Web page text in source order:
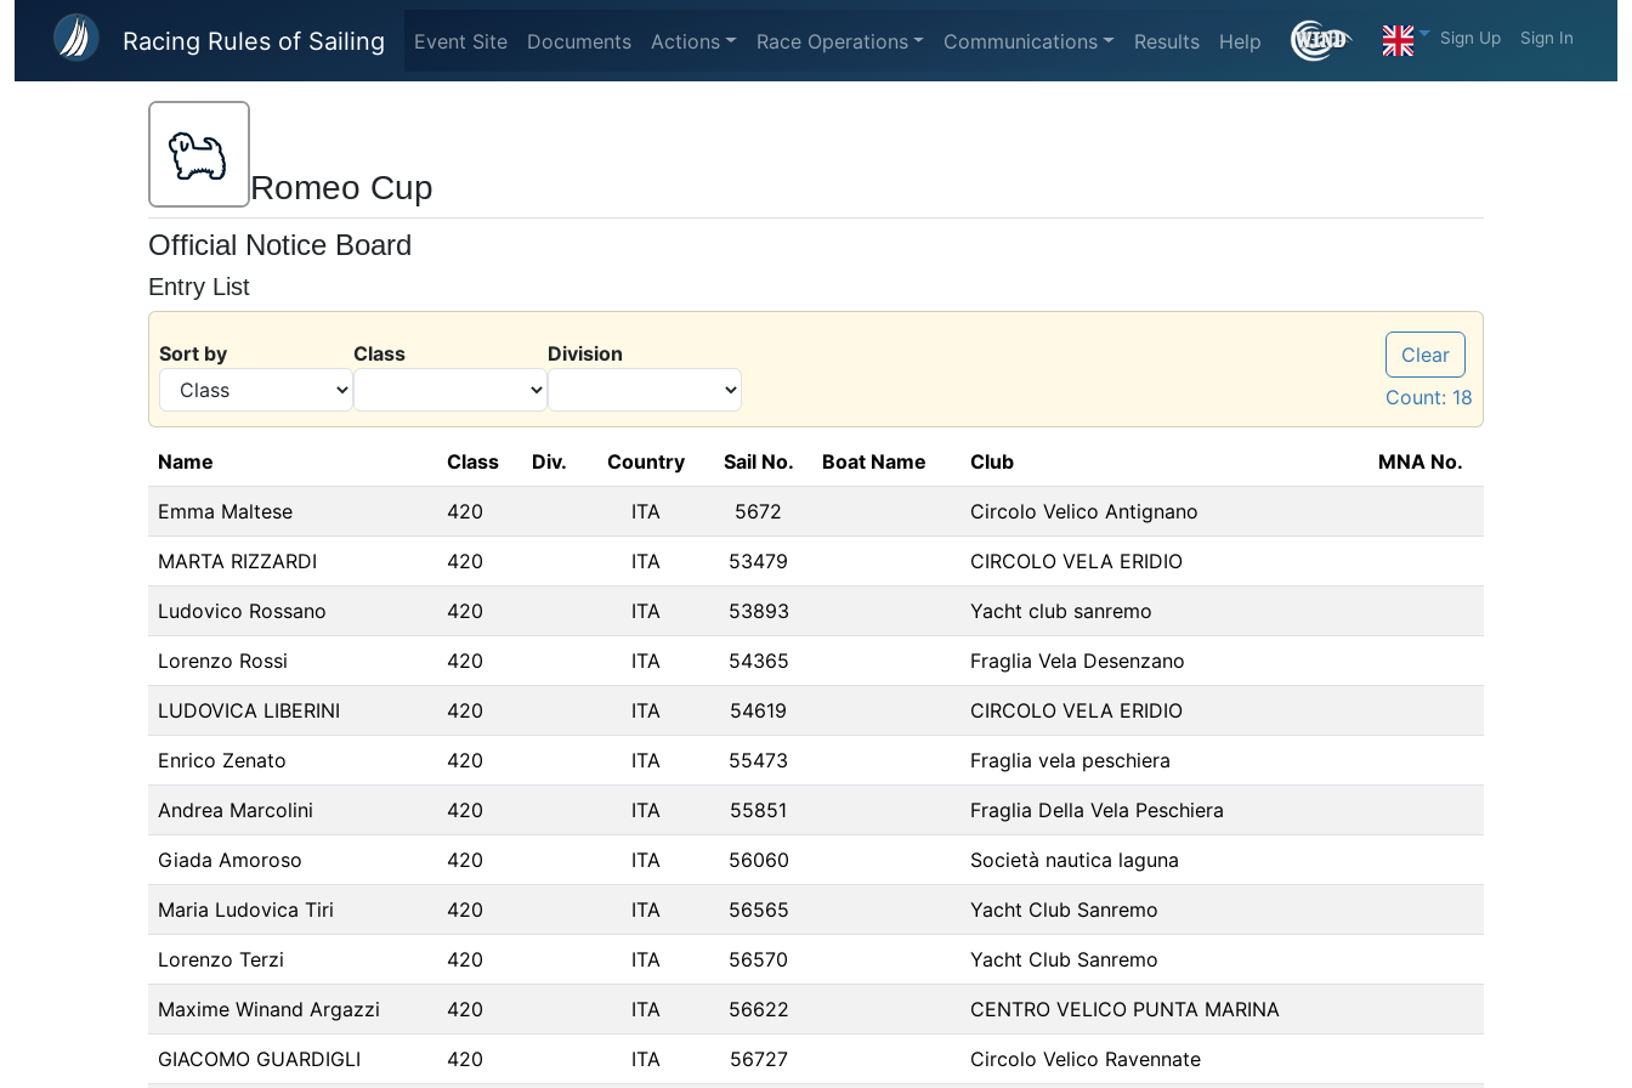
Skip to main content
Racing Rules of Sailing Event Site Documents Actions Race Operations Communications Results Help Sign Up Sign In
Romeo Cup
Official Notice Board
Entry List
Sort by Class Division
Clear
Count: 18
Name Class Div. Country Sail No. Boat Name Club MNA No.
Emma Maltese 420 ITA 5672 Circolo Velico Antignano
MARTA RIZZARDI 420 ITA 53479 CIRCOLO VELA ERIDIO
Ludovico Rossano 420 ITA 53893 Yacht club sanremo
Lorenzo Rossi 420 ITA 54365 Fraglia Vela Desenzano
LUDOVICA LIBERINI 420 ITA 54619 CIRCOLO VELA ERIDIO
Enrico Zenato 420 ITA 55473 Fraglia vela peschiera
Andrea Marcolini 420 ITA 55851 Fraglia Della Vela Peschiera
Giada Amoroso 420 ITA 56060 Società nautica laguna
Maria Ludovica Tiri 420 ITA 56565 Yacht Club Sanremo
Lorenzo Terzi 420 ITA 56570 Yacht Club Sanremo
Maxime Winand Argazzi 420 ITA 56622 CENTRO VELICO PUNTA MARINA
GIACOMO GUARDIGLI 420 ITA 56727 Circolo Velico Ravennate